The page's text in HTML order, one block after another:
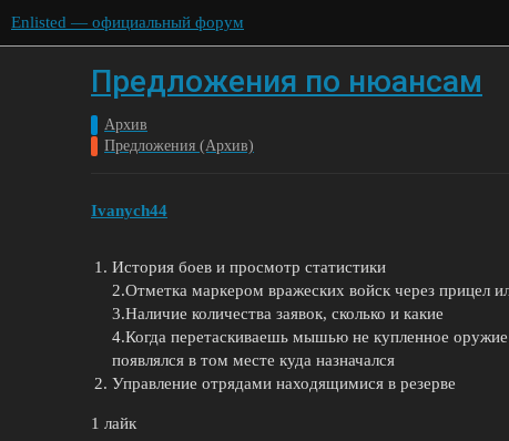
Enlisted — официальный форум
Предложения по нюансам
Архив
Предложения (Архив)
Ivanych44
История боев и просмотр статистики
2.Отметка маркером вражеских войск через прицел
3.Наличие количества заявок, сколько и какие
4.Когда перетаскиваешь мышью не купленное
появлялся в том месте куда назначался
Управление отрядами находящимися в резерве
1 лайк